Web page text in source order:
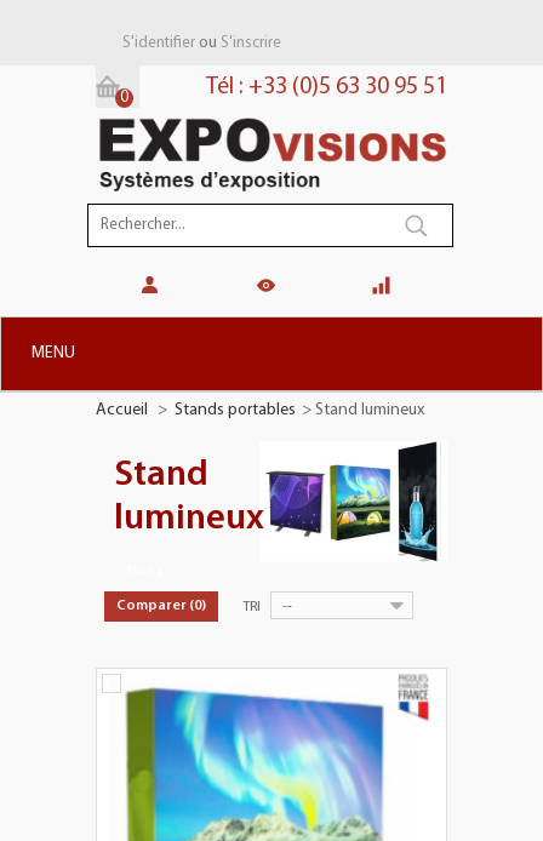
S'identifierou S'inscrire
Tél : +33 (0)5 63 30 95 51
Panier:
0
MENU
STANDS MODULAIRES
STANDS PORTABLES
IMPRESSION GRAND FORMAT
Accueil > Stands portables > Stand lumineux
Stand
lumineux
Comparer (0) TRI --